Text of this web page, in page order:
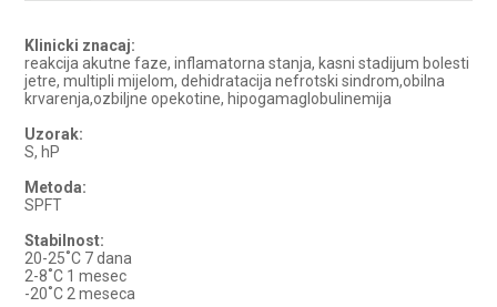
Klinicki znacaj:
reakcija akutne faze, inflamatorna stanja, kasni stadijum bolesti
jetre, multipli mijelom, dehidratacija nefrotski sindrom,obilna
krvarenja,ozbiljne opekotine, hipogamaglobulinemija
Uzorak:
S, hP
Metoda:
SPFT
Stabilnost:
20-25˚C 7 dana
2-8˚C 1 mesec
-20˚C 2 meseca